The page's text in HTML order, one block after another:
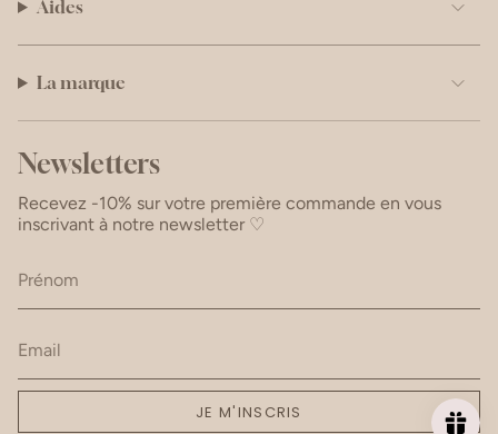
Aides
La marque
Newsletters
Recevez -10% sur votre première commande en vous
inscrivant à notre newsletter ♡
JE M'INSCRIS